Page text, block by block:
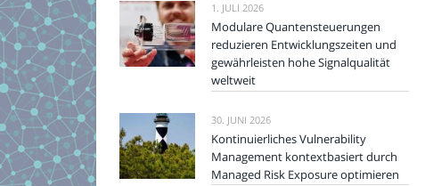
1. JULI 2026
Modulare Quantensteuerungen
reduzieren Entwicklungszeiten und
gewährleisten hohe Signalqualität
weltweit
30. JUNI 2026
Kontinuierliches Vulnerability
Management kontextbasiert durch
Managed Risk Exposure optimieren